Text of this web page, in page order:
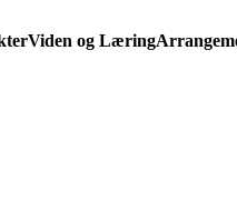
Viden og Læring